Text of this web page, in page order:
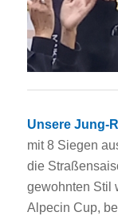
Unsere Jung-
mit 8 Siegen
die
gewohnten Stil
Alpecin Cup,